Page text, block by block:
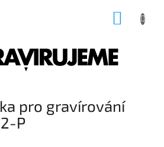
pro gravírování
P